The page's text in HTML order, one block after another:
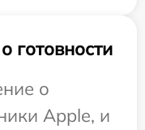
готовности
о
Apple, и